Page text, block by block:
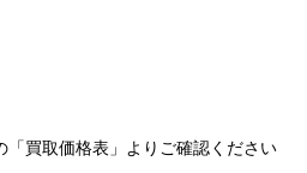
買取価格表」よりご確認ください